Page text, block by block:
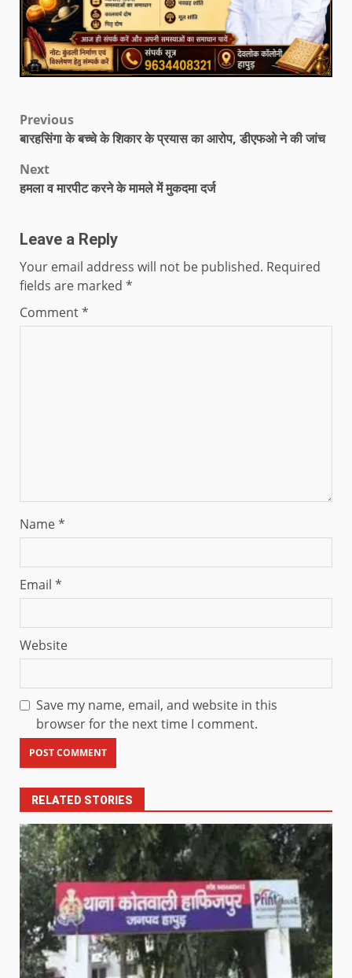
Previous
बारहसिंगा के बच्चे के शिकार के प्रयास का आरोप, डीएफओ ने की जांच
Next
हमला व मारपीट करने के मामले में मुकदमा दर्ज
Leave a Reply
Your email address will not be published. Required
fields are marked *
Comment*
Name*
Email *
Website
Save my name, email, and website in this
browser for the next time I comment.
RELATED STORIES